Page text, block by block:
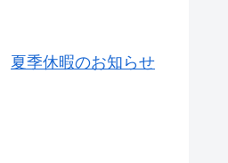
夏季休暇のお知らせ